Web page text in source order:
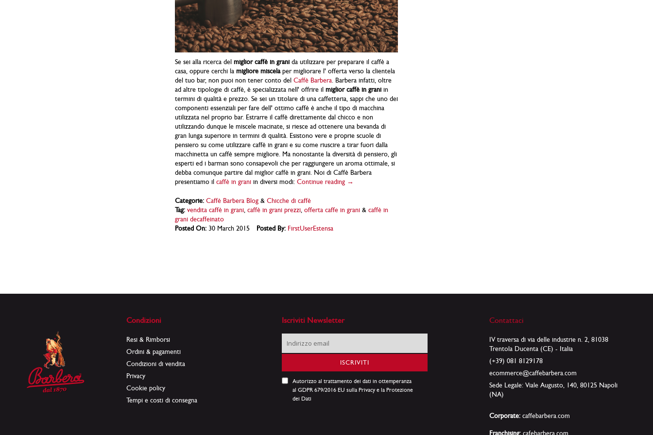
Se sei alla ricerca del miglior caffè in granida utilizzare per preparare il caffè a
casa, oppure cerchi la migliore miscelaper migliorare l' offerta verso la clientela
del tuo bar, non puoi non tener conto del Caffè Barbera. Barbera infatti, oltre
ad altre tipologie di caffè, è specializzata nell' offrire il miglior caffè in graniin
termini di qualità e prezzo. Se sei un titolare di una caffetteria, sappi che uno dei
componenti essenziali per fare dell' ottimo caffè è anche il tipo di macchina
utilizzata nel proprio bar. Estrarre il caffè direttamente dal chicco e non
utilizzando dunque le miscele macinate, si riesce ad ottenere una bevanda di
gran lunga superiore in termini di qualità. Esistono vere e proprie scuole di
pensiero su come utilizzare caffè in grani e su come riuscire a tirar fuori dalla
macchinetta un caffè sempre migliore. Ma nonostante la diversità di pensiero, gli
esperti ed i barman sono consapevoli che per raggiungere un aroma ottimale, si
debba comunque partire dal miglior caffè in grani. Noi di Caffè Barbera
presentiamo il caffè in graniin diversi modi: Continue reading →
Categorie: Caffè Barbera Blog& Chicche di caffè
Tag: vendita caffè in grani, caffè in grani prezzi, offerta caffe in grani& caffè in
grani decaffeinato
Posted On:30 March 2015 Posted By: FirstUserEstensa
Condizioni
Resi & Rimborsi
Ordini & pagamenti
Condizioni di vendita
Privacy
Cookie policy
Tempi e costi di consegna
Iscriviti Newsletter
Iscriviti
alla
ISCRIVITI
Autorizzo al trattamento dei dati in ottemperanza
al GDPR 679/2016 EU sulla Privacy e la Protezione
dei Dati
Contattaci
IV traversa di via delle industrie n. 2, 81038
Trentola Ducenta (CE) - Italia
(+39) 081 8129178
ecommerce@caffebarbera.com
Sede Legale: Viale Augusto, 140, 80125 Napoli
(NA)
Corporate: caffebarbera.com
Franchising: cafebarbera.com